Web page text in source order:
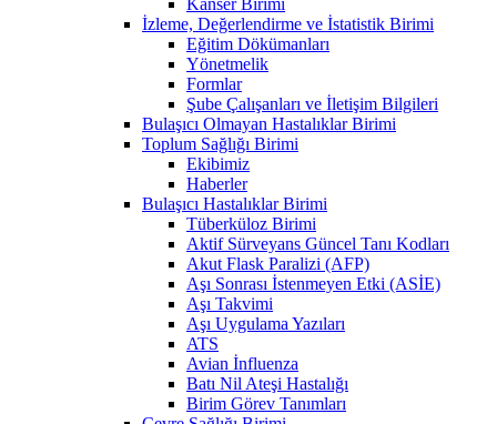
İzleme, Değerlendirme ve İstatistik Birimi
Eğitim Dökümanları
Yönetmelik
Formlar
Şube Çalışanları ve İletişim Bilgileri
Bulaşıcı Olmayan Hastalıklar Birimi
Toplum Sağlığı Birimi
Ekibimiz
Haberler
Bulaşıcı Hastalıklar Birimi
Tüberküloz Birimi
Aktif Sürveyans Güncel Tanı Kodları
Akut Flask Paralizi (AFP)
Aşı Sonrası İstenmeyen Etki (ASİE)
Aşı Takvimi
Aşı Uygulama Yazıları
ATS
Avian İnfluenza
Batı Nil Ateşi Hastalığı
Birim Görev Tanımları